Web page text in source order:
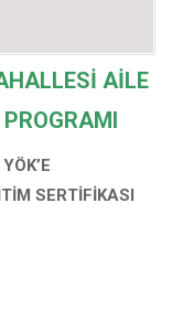
AİLE
SERTİFİKASI